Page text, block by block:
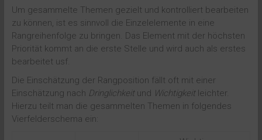
Um gesammelte Themen gezielt und kontrolliert bearbeiten
zu können, ist es sinnvoll die Einzelelemente in eine
Rangreihenfolge zu bringen. Das Element mit der höchsten
Priorität kommt an die erste Stelle und wird auch als erstes
bearbeitet usf.
Die Einschätzung der Rangposition fällt oft mit einer
Einschätzung nach Dringlichkeitund Wichtigkeitleichter.
Hierzu teilt man die gesammelten Themen in folgendes
Vierfelderschema ein: